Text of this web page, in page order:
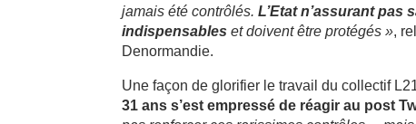
jamais été contrôlés.L’Etat n’assurant pas
indispensables et doivent être protégés »,
Denormandie.
Une façon de glorifier le travail du collectif
31 ans s’est empressé de réagir au post